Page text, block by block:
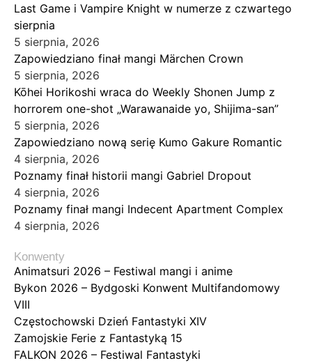
Last Game i Vampire Knight w numerze z czwartego
sierpnia
5 sierpnia, 2026
Zapowiedziano finał mangi Märchen Crown
5 sierpnia, 2026
Kōhei Horikoshi wraca do Weekly Shonen Jump z
horrorem one-shot „Warawanaide yo, Shijima-san”
5 sierpnia, 2026
Zapowiedziano nową serię Kumo Gakure Romantic
4 sierpnia, 2026
Poznamy finał historii mangi Gabriel Dropout
4 sierpnia, 2026
Poznamy finał mangi Indecent Apartment Complex
4 sierpnia, 2026
Konwenty
Animatsuri 2026 – Festiwal mangi i anime
Bykon 2026 – Bydgoski Konwent Multifandomowy
VIII
Częstochowski Dzień Fantastyki XIV
Zamojskie Ferie z Fantastyką 15
FALKON 2026 – Festiwal Fantastyki